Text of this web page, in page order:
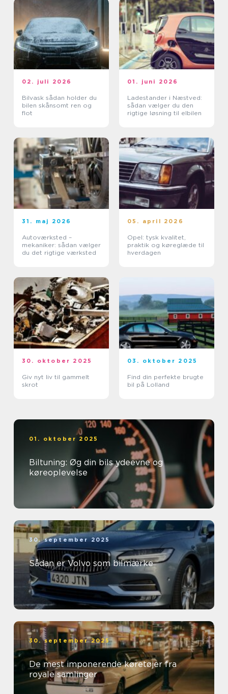
02. juli 2026
Bilvask sådan holder du
bilen skånsomt ren og
flot
01. juni 2026
Ladestander i Næstved:
sådan vælger du den
rigtige løsning til elbilen
31. maj 2026
Autoværksted –
mekaniker: sådan vælger
du det rigtige værksted
05. april 2026
Opel: tysk kvalitet,
praktik og køreglæde til
hverdagen
30. oktober 2025
Giv nyt liv til gammelt
skrot
03. oktober 2025
Find din perfekte brugte
bil på Lolland
01. oktober 2025
Biltuning: Øg din bils ydeevne og
køreoplevelse
30. september 2025
Sådan er Volvo som bilmærke
30. september 2025
De mest imponerende køretøjer fra
royale samlinger